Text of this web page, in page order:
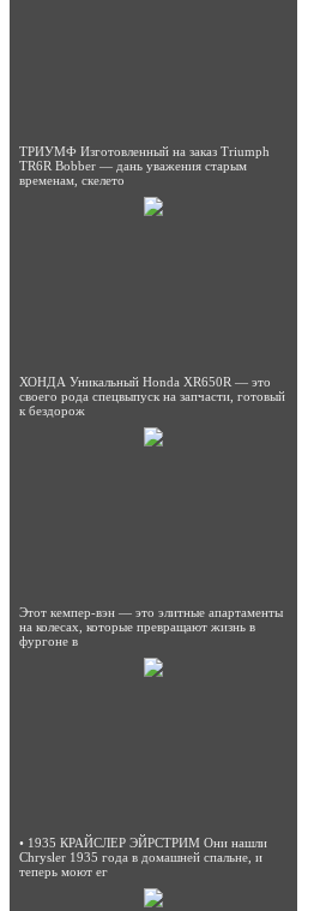
ТРИУМФ Изготовленный на заказ Triumph
TR6R Bobber — дань уважения старым
временам, скелето
ХОНДА Уникальный Honda XR650R — это
своего рода спецвыпуск на запчасти, готовый
к бездорож
Этот кемпер-вэн — это элитные апартаменты
на колесах, которые превращают жизнь в
фургоне в
• 1935 КРАЙСЛЕР ЭЙРСТРИМ Они нашли
Chrysler 1935 года в домашней спальне, и
теперь моют ег